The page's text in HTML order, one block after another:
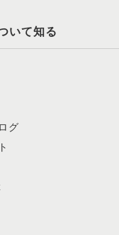
いて知る
グ